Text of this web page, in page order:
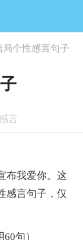
局个性感言句子
感言
我爱你。这
感言句子，仅